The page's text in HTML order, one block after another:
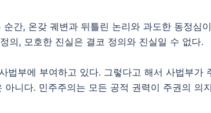
간, 온갖 궤변과 뒤틀린 논리와 과도한 동정심
의, 모호한 진실은 결코 정의와 진실일 수 없다.
부에 부여하고 있다. 그렇다고 해서 사법부가
니다. 민주주의는 모든 공적 권력이 주권의 의